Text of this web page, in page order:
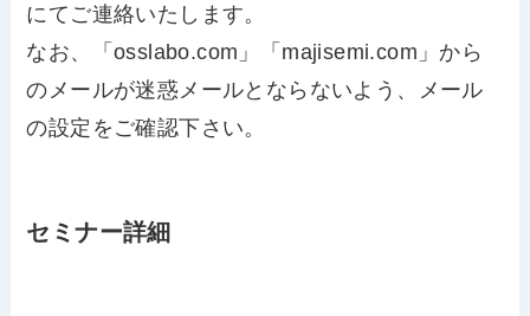
にてご連絡いたします。
なお、「osslabo.com」「majisemi.com」から
のメールが迷惑メールとならないよう、メール
の設定をご確認下さい。
セミナー詳細